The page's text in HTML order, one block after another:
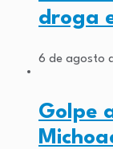
droga
6 de agosto
Golpe